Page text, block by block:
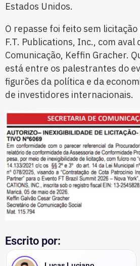
Estados Unidos.
O repasse foi feito sem
F.T. Publications, Inc., com aval
Comunicação, Keffin Gracher.
está entre os palestrantes do
figurões da política e da
de investidores internacionais.
Escrito por: